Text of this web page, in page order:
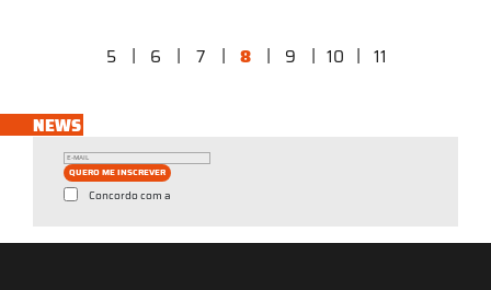
5 | 6 | 7 | 8 | 9 | 10 | 11
NEWS
QUERO ME INSCREVER
Concordo com a